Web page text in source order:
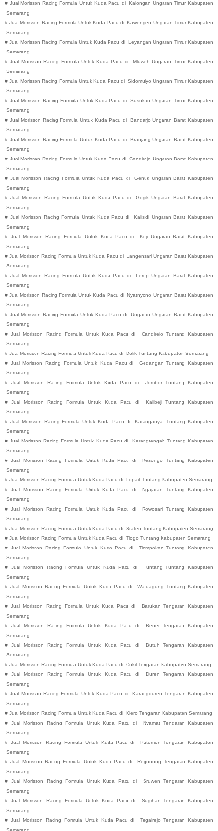
# Jual Morisson Racing Formula Untuk Kuda Pacu di Kalongan Ungaran Timur Kabupaten
Semarang
# Jual Morisson Racing Formula Untuk Kuda Pacu di Kawengen Ungaran Timur Kabupaten
Semarang
# Jual Morisson Racing Formula Untuk Kuda Pacu di Leyangan Ungaran Timur Kabupaten
Semarang
# Jual Morisson Racing Formula Untuk Kuda Pacu di Mluweh Ungaran Timur Kabupaten
Semarang
# Jual Morisson Racing Formula Untuk Kuda Pacu di Sidomulyo Ungaran Timur Kabupaten
Semarang
# Jual Morisson Racing Formula Untuk Kuda Pacu di Susukan Ungaran Timur Kabupaten
Semarang
# Jual Morisson Racing Formula Untuk Kuda Pacu di Bandarjo Ungaran Barat Kabupaten
Semarang
# Jual Morisson Racing Formula Untuk Kuda Pacu di Branjang Ungaran Barat Kabupaten
Semarang
# Jual Morisson Racing Formula Untuk Kuda Pacu di Candirejo Ungaran Barat Kabupaten
Semarang
# Jual Morisson Racing Formula Untuk Kuda Pacu di Genuk Ungaran Barat Kabupaten
Semarang
# Jual Morisson Racing Formula Untuk Kuda Pacu di Gogik Ungaran Barat Kabupaten
Semarang
# Jual Morisson Racing Formula Untuk Kuda Pacu di Kalisidi Ungaran Barat Kabupaten
Semarang
# Jual Morisson Racing Formula Untuk Kuda Pacu di Keji Ungaran Barat
Kabupaten
Semarang
# Jual Morisson Racing Formula Untuk Kuda Pacu di Langensari Ungaran Barat Kabupaten
Semarang
# Jual Morisson Racing Formula Untuk Kuda Pacu di Lerep Ungaran Barat Kabupaten
Semarang
# Jual Morisson Racing Formula Untuk Kuda Pacu di Nyatnyono Ungaran Barat Kabupaten
Semarang
# Jual Morisson Racing Formula Untuk Kuda Pacu di Ungaran Ungaran Barat Kabupaten
Semarang
# Jual Morisson Racing Formula Untuk Kuda Pacu di Candirejo Tuntang
Kabupaten
Semarang
# Jual Morisson Racing Formula Untuk Kuda Pacu di Delik Tuntang Kabupaten Semarang
# Jual Morisson Racing Formula Untuk Kuda Pacu di Gedangan Tuntang
Kabupaten
Semarang
#
Jual Morisson Racing Formula Untuk Kuda Pacu di Jombor Tuntang
Kabupaten
Semarang
#
Jual Morisson Racing Formula Untuk Kuda Pacu di Kalibeji Tuntang
Kabupaten
Semarang
# Jual Morisson Racing Formula Untuk Kuda Pacu di Karanganyar Tuntang
Kabupaten
Semarang
# Jual Morisson Racing Formula Untuk Kuda Pacu di Karangtengah Tuntang Kabupaten
Semarang
# Jual Morisson Racing Formula Untuk Kuda Pacu di Kesongo Tuntang
Kabupaten
Semarang
# Jual Morisson Racing Formula Untuk Kuda Pacu di Lopait Tuntang Kabupaten Semarang
# Jual Morisson Racing Formula Untuk Kuda Pacu di Ngajaran Tuntang
Kabupaten
Semarang
# Jual Morisson Racing Formula Untuk Kuda Pacu di Rowosari Tuntang
Kabupaten
Semarang
# Jual Morisson Racing Formula Untuk Kuda Pacu di Sraten Tuntang Kabupaten Semarang
# Jual Morisson Racing Formula Untuk Kuda Pacu di Tlogo Tuntang Kabupaten Semarang
# Jual Morisson Racing Formula Untuk Kuda Pacu di Tlompakan Tuntang
Kabupaten
Semarang
#
Jual Morisson Racing Formula Untuk Kuda Pacu di Tuntang Tuntang
Kabupaten
Semarang
# Jual Morisson Racing Formula Untuk Kuda Pacu di Watuagung Tuntang
Kabupaten
Semarang
# Jual Morisson Racing Formula Untuk Kuda Pacu di Barukan Tengaran
Kabupaten
Semarang
#
Jual Morisson Racing Formula Untuk Kuda Pacu di Bener Tengaran
Kabupaten
Semarang
#
Jual Morisson Racing Formula Untuk Kuda Pacu di Butuh Tengaran
Kabupaten
Semarang
# Jual Morisson Racing Formula Untuk Kuda Pacu di Cukil Tengaran Kabupaten Semarang
#
Jual Morisson Racing Formula Untuk Kuda Pacu di Duren Tengaran
Kabupaten
Semarang
# Jual Morisson Racing Formula Untuk Kuda Pacu di Karangduren Tengaran Kabupaten
Semarang
# Jual Morisson Racing Formula Untuk Kuda Pacu di Klero Tengaran Kabupaten Semarang
#
Jual Morisson Racing Formula Untuk Kuda Pacu di Nyamat Tengaran
Kabupaten
Semarang
# Jual Morisson Racing Formula Untuk Kuda Pacu di Patemon Tengaran
Kabupaten
Semarang
# Jual Morisson Racing Formula Untuk Kuda Pacu di Regunung Tengaran
Kabupaten
Semarang
#
Jual Morisson Racing Formula Untuk Kuda Pacu di Sruwen Tengaran
Kabupaten
Semarang
# Jual Morisson Racing Formula Untuk Kuda Pacu di Sugihan Tengaran
Kabupaten
Semarang
# Jual Morisson Racing Formula Untuk Kuda Pacu di Tegalrejo Tengaran
Kabupaten